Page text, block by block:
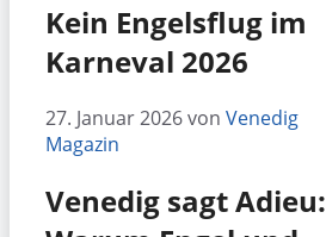
Kein Engelsflug im
Karneval 2026
27. Januar 2026von Venedig
Magazin
Venedig sagt Adieu: